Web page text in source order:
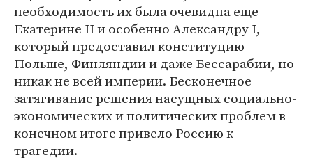
необходимость их была очевидна еще
Екатерине II и особенно Александру I,
который предоставил конституцию
Польше, Финляндии и даже Бессарабии, но
никак не всей империи. Бесконечное
затягивание решения насущных социально-
экономических и политических проблем в
конечном итоге привело Россию к
трагедии.